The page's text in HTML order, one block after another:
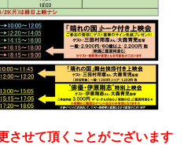
させて頂くことがございます